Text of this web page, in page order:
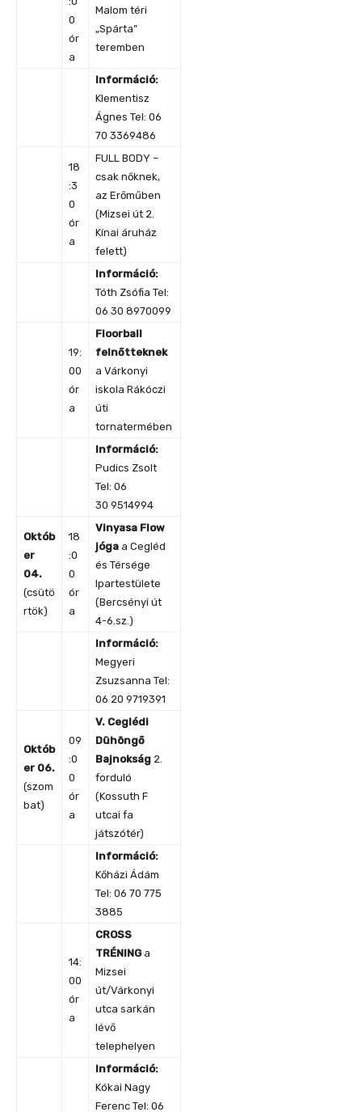
0
ór
a
Malom téri
„Spárta”
teremben
Információ:
Klementisz
Ágnes Tel: 06
70 3369486
18
:3
0
ór
a
FULL BODY –
csak nőknek,
az Erőműben
(Mizsei út 2.
Kínai áruház
felett)
Információ:
Tóth Zsófia Tel:
06 30 8970099
19:
00
ór
a
Floorball
felnőtteknek
a Várkonyi
iskola Rákóczi
úti
tornatermében
Információ:
Pudics Zsolt
Tel: 06
30 9514994
Októb
er
04.
(csütö
rtök)
18
:0
0
ór
a
Vinyasa Flow
jóga a Cegléd
és Térsége
Ipartestülete
(Bercsényi út
4-6.sz.)
Információ:
Megyeri
Zsuzsanna Tel:
06 20 9719391
Októb
er 06.
(szom
bat)
09
:0
0
ór
a
V. Ceglédi
Dühöngő
Bajnokság 2.
forduló
(Kossuth F
utcai fa
játszótér)
Információ:
Kőházi Ádám
Tel: 06 70 775
3885
14:
00
ór
a
CROSS
TRÉNINGa
Mizsei
út/Várkonyi
utca sarkán
lévő
telephelyen
Információ:
Kókai Nagy
Ferenc Tel: 06